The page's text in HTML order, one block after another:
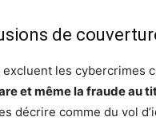
de
les cybercrimes
et même la fraude au
décrire comme du vol